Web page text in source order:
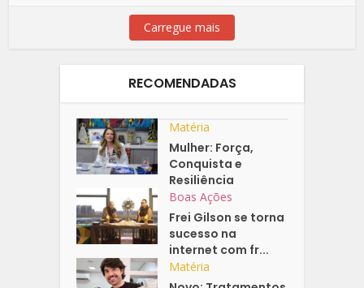
Carregue mais
RECOMENDADAS
Matéria
Mulher: Força,
Conquista e
Resiliência
Boas Ações
Frei Gilson se torna
sucesso na
internet com fr...
Matéria